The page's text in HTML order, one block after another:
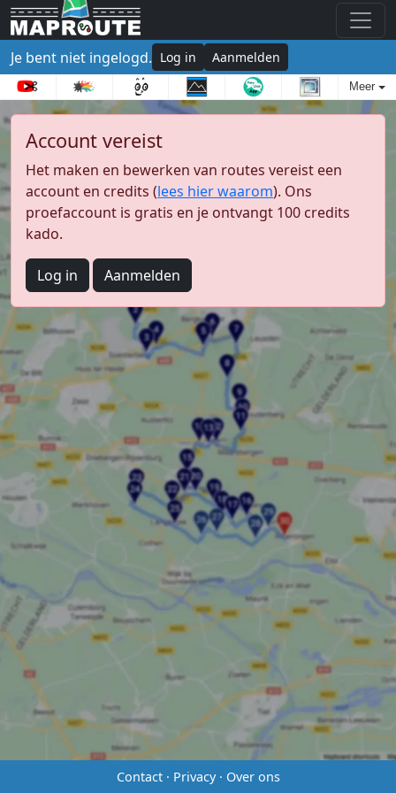
Je bent niet ingelogd. Log in Aanmelden
Meer
Account vereist
Het maken en bewerken van routes vereist een
account en credits (lees hier waarom). Ons
proefaccount is gratis en je ontvangt 100 credits
kado.
Log in Aanmelden
Contact· Privacy· Over ons